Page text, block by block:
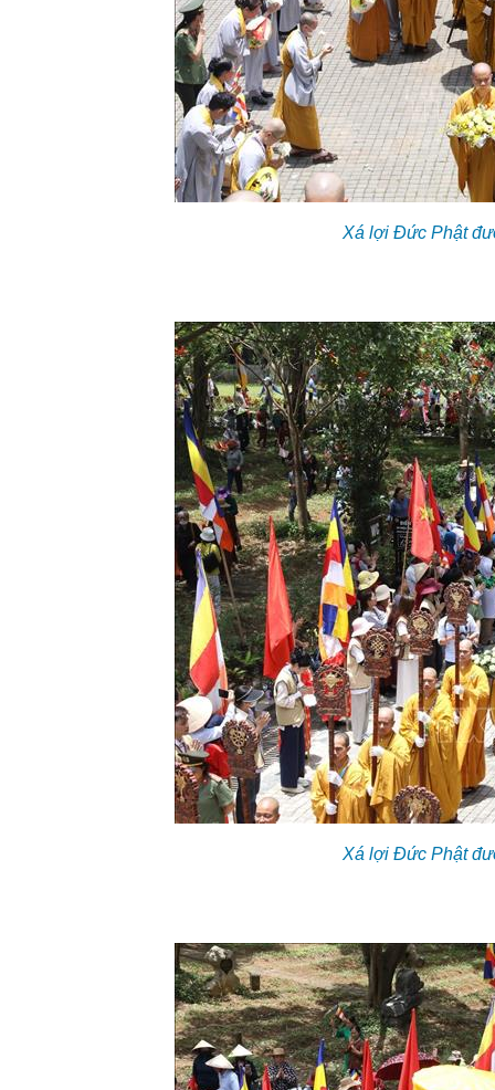
Xá lợi Đức Phật
Xá lợi Đức Phật